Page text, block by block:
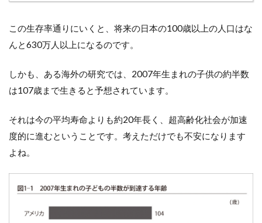
この生存率通りにいくと、将来の日本の100歳以上の人口はな
んと630万人以上になるのです。
しかも、ある海外の研究では、2007年生まれの子供の約半数
は107歳まで生きると予想されています。
それは今の平均寿命よりも約20年長く、超高齢化社会が加速
度的に進むということです。考えただけでも不安になります
よね。